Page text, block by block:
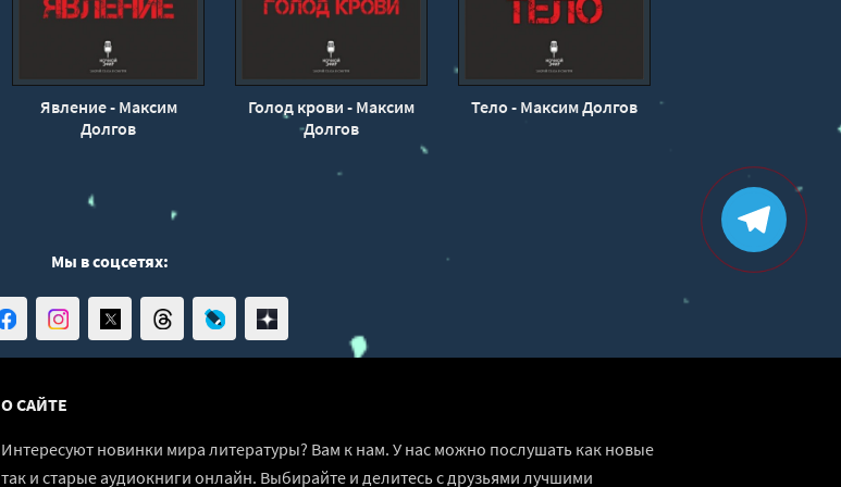
Явление - Максим
Долгов
Голод крови - Максим
Долгов
Тело - Максим Долгов
Мы в соцсетях:
О САЙТЕ
Интересуют новинки мира литературы? Вам к нам. У нас можно послушать как новые
так и старые аудиокниги онлайн. Выбирайте и делитесь с друзьями лучшими